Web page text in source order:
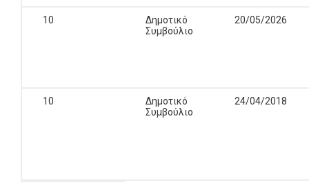
10
Δημοτικό
Συμβούλιο
20/05/2026
10
Δημοτικό
Συμβούλιο
24/04/2018